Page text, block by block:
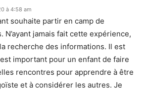
à 4:58 am
souhaite partir en camp de
N’ayant jamais fait cette expérience,
recherche des informations. Il est
est important pour un enfant de faire
rencontres pour apprendre à être
et à considérer les autres. Je